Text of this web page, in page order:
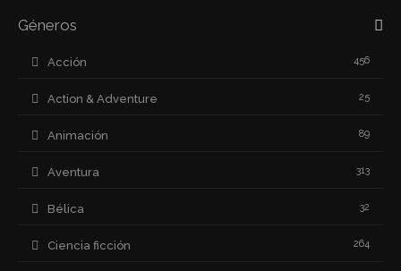
Géneros
Acción 456
Action & Adventure 25
Animación 89
Aventura 313
Bélica 32
Ciencia ficción 264